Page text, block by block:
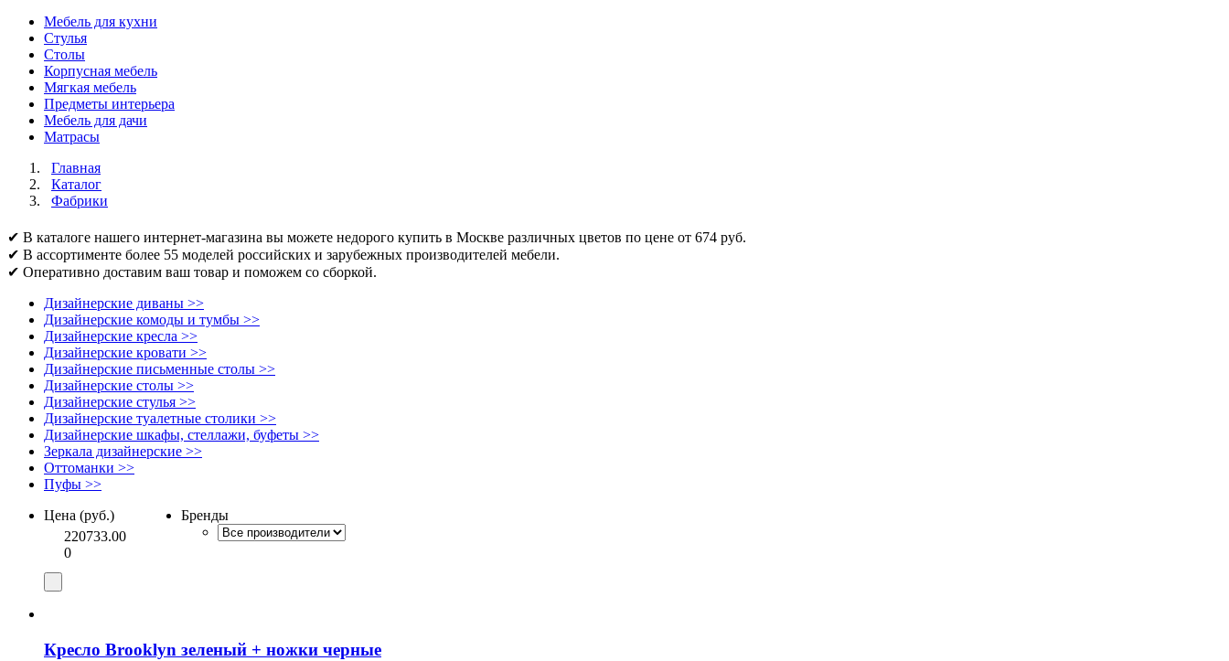
Мебель для кухни
Стулья
Столы
Корпусная мебель
Мягкая мебель
Предметы интерьера
Мебель для дачи
Матраcы
Главная
Каталог
Фабрики
✔ В каталоге нашего интернет-магазина вы можете недорого купить в Москве различных цветов по цене от 674 руб.
✔ В ассортименте более 55 моделей российских и зарубежных производителей мебели.
✔ Оперативно доставим ваш товар и поможем со сборкой.
Дизайнерские диваны >>
Дизайнерские комоды и тумбы >>
Дизайнерские кресла >>
Дизайнерские кровати >>
Дизайнерские письменные столы >>
Дизайнерские столы >>
Дизайнерские стулья >>
Дизайнерские туалетные столики >>
Дизайнерские шкафы, стеллажи, буфеты >>
Зеркала дизайнерские >>
Оттоманки >>
Пуфы >>
Цена (руб.)
220733.00
0
Бренды
Кресло Brooklyn зеленый + ножки черные